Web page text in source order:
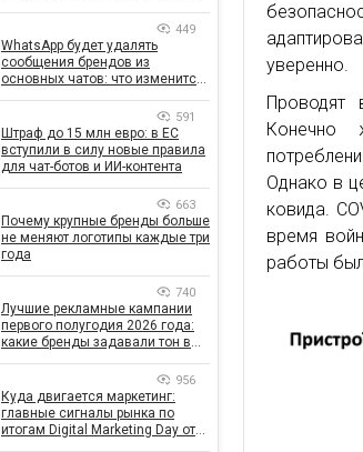
уверенно.
Проводят
Конечно
Однако в
ковида.
время
работы
рекордным за последние 5 лет
449
WhatsApp будет удалять
сообщения брендов из
основных чатов: что изменится
591
Штраф до 15 млн евро: в ЕС
вступили в силу новые правила
для чат-ботов и ИИ-контента
663
Почему крупные бренды больше
не меняют логотипы каждые три
года
740
Лучшие рекламные кампании
первого полугодия 2026 года:
какие бренды задавали тон в
956
Куда двигается маркетинг:
главные сигналы рынка по
итогам Digital Marketing Day от